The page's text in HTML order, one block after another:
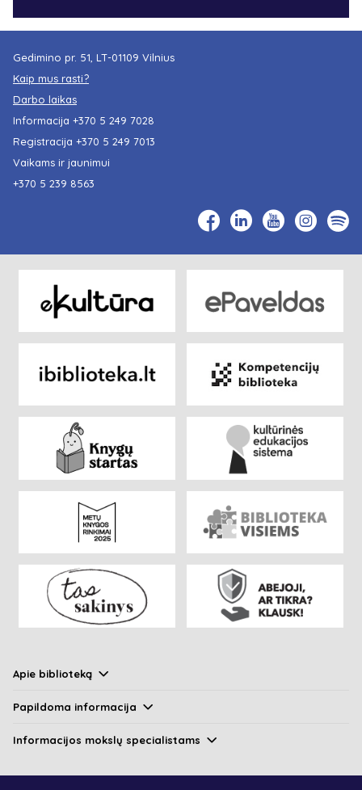
Gedimino pr. 51, LT-01109 Vilnius
Kaip mus rasti?
Darbo laikas
Informacija +370 5 249 7028
Registracija +370 5 249 7013
Vaikams ir jaunimui
+370 5 239 8563
Apie biblioteką
Papildoma informacija
Informacijos mokslų specialistams